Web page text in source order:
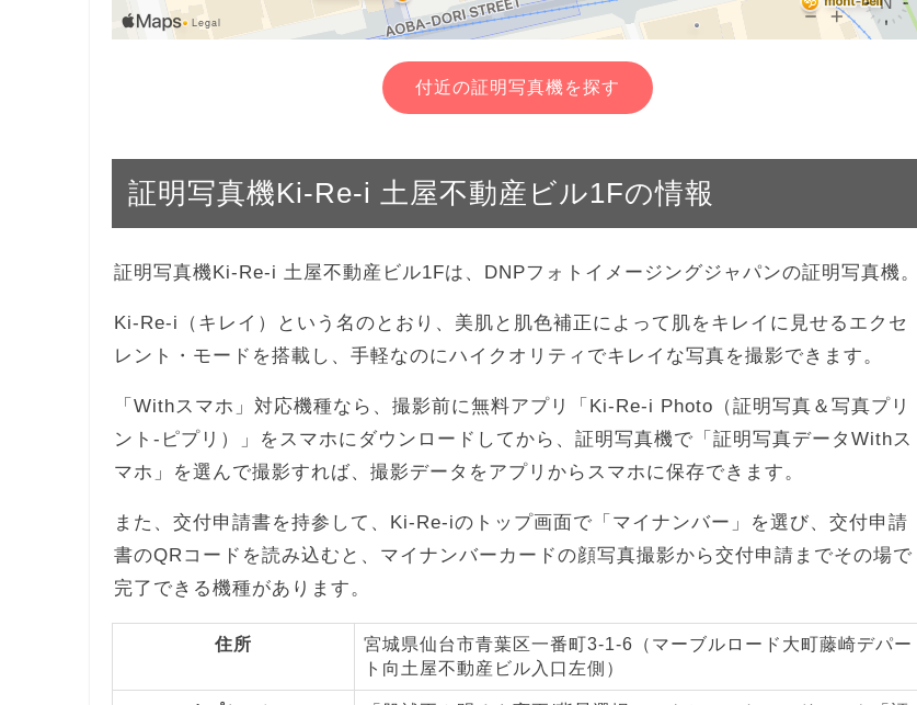
付近の証明写真機を探す
証明写真機Ki-Re-i 土屋不動産ビル1Fの情報
証明写真機Ki-Re-i 土屋不動産ビル1Fは、DNPフォトイメージングジャパンの証明写真機。
Ki-Re-i（キレイ）という名のとおり、美肌と肌色補正によって肌をキレイに見せるエクセ
レント・モードを搭載し、手軽なのにハイクオリティでキレイな写真を撮影できます。
「Withスマホ」対応機種なら、撮影前に無料アプリ「Ki-Re-i Photo（証明写真＆写真プリ
ント-ピプリ）」をスマホにダウンロードしてから、証明写真機で「証明写真データWithス
マホ」を選んで撮影すれば、撮影データをアプリからスマホに保存できます。
また、交付申請書を持参して、Ki-Re-iのトップ画面で「マイナンバー」を選び、交付申請
書のQRコードを読み込むと、マイナンバーカードの顔写真撮影から交付申請までその場で
完了できる機種があります。
住所
宮城県仙台市青葉区一番町3-1-6（マーブルロード大町藤崎デパー
ト向土屋不動産ビル入口左側）